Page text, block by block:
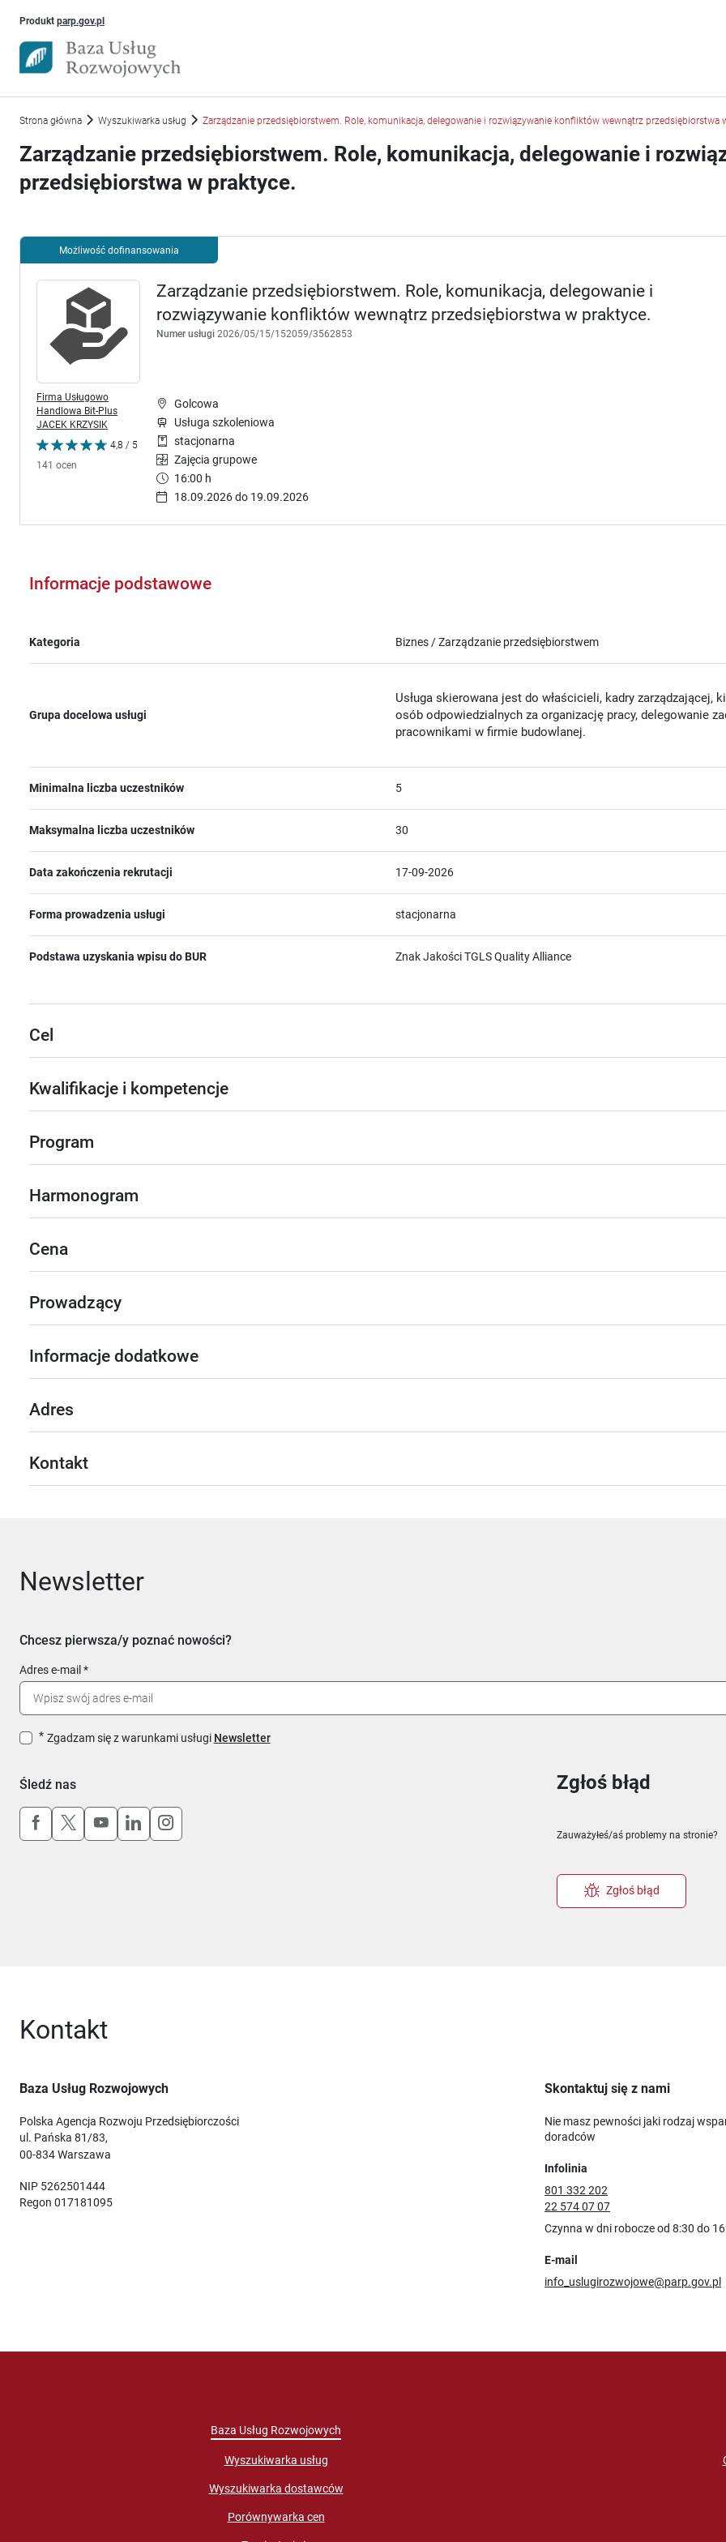
Produkt parp.gov.plUwaga, link otworzy się w nowym oknie
Strona główna Wyszukiwarka usług Zarządzanie przedsiębiorstwem. Role, komunikacja, delegowanie i rozwiązywanie konfliktów wewnątrz przedsiębiorstwa
Zarządzanie przedsiębiorstwem. Role, komunikacja, delegowanie i
przedsiębiorstwa w praktyce.
Możliwość dofinansowania
Zarządzanie przedsiębiorstwem. Role, komunikacja, delegowanie i
rozwiązywanie konfliktów wewnątrz przedsiębiorstwa w praktyce.
Numer usługi 2026/05/15/152059/3562853
Firma Usługowo
Handlowa Bit-Plus
JACEK KRZYSIK
4,8 / 5
141 ocen
Golcowa
Usługa szkoleniowa
stacjonarna
Zajęcia grupowe
16:00 h
18.09.2026 do 19.09.2026
Informacje podstawowe
Kategoria Biznes / Zarządzanie przedsiębiorstwem
Grupa docelowa usługi
Usługa skierowana jest do właścicieli, kadry zarządzającej,
osób odpowiedzialnych za organizację pracy, delegowanie
pracownikami w firmie budowlanej.
Minimalna liczba uczestników 5
Maksymalna liczba uczestników 30
Data zakończenia rekrutacji 17-09-2026
Forma prowadzenia usługi stacjonarna
Podstawa uzyskania wpisu do BUR Znak Jakości TGLS Quality Alliance
Cel
Kwalifikacje i kompetencje
Program
Harmonogram
Cena
Prowadzący
Informacje dodatkowe
Adres
Kontakt
Newsletter
Chcesz pierwsza/y poznać nowości?
Adres e-mail
Zgadzam się z warunkami usługi Newsletter
Śledź nas
Uwaga, link otworzy się w nowym oknie
Uwaga, link otworzy się w nowym oknie
Uwaga, link otworzy się w nowym oknie
Uwaga, link otworzy się w nowym oknie
Uwaga, link otworzy się w nowym oknie
Zgłoś błąd
Zauważyłeś/aś problemy na stronie?
Zgłoś błąd
Kontakt
Baza Usług Rozwojowych
Polska Agencja Rozwoju Przedsiębiorczości
ul. Pańska 81/83,
00-834 Warszawa
NIP 5262501444
Regon 017181095
Skontaktuj się z nami
Nie masz pewności jaki rodzaj
doradców
Infolinia
801 332 202
22 574 07 07
Czynna w dni robocze od 8:30 do
E-mail
info_uslugirozwojowe@parp.gov.pl
Baza Usług Rozwojowych
Wyszukiwarka usług
Wyszukiwarka dostawców
Porównywarka cen